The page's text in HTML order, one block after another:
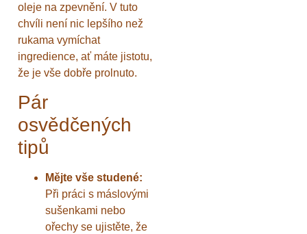
oleje na zpevnění. V tuto
chvíli není nic lepšího než
rukama vymíchat
ingredience, ať máte jistotu,
že je vše dobře prolnuto.
Pár
osvědčených
tipů
Mějte vše studené:
Při práci s máslovými
sušenkami nebo
ořechy se ujistěte, že